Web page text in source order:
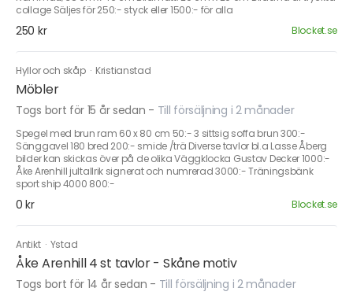
collage Säljes för 250:- styck eller 1500:- för alla
250 kr Blocket.se
Hyllor och skåp · Kristianstad
Möbler
Togs bort för 15 år sedan - Till försäljning i 2 månader
Spegel med brun ram 60 x 80 cm 50:- 3 sittsig soffa brun 300:-
Sänggavel 180 bred 200:- smide /trä Diverse tavlor bl.a Lasse Åberg
bilder kan skickas över på de olika Väggklocka Gustav Decker 1000:-
Åke Arenhill jultallrik signerat och numrerad 3000:- Träningsbänk
sport ship 4000 800:-
0 kr Blocket.se
Antikt · Ystad
Åke Arenhill 4 st tavlor - Skåne motiv
Togs bort för 14 år sedan - Till försäljning i 2 månader